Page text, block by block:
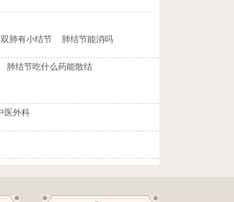
双肺有小结节 肺结节能消吗
肺结节吃什么药能散结
医外科